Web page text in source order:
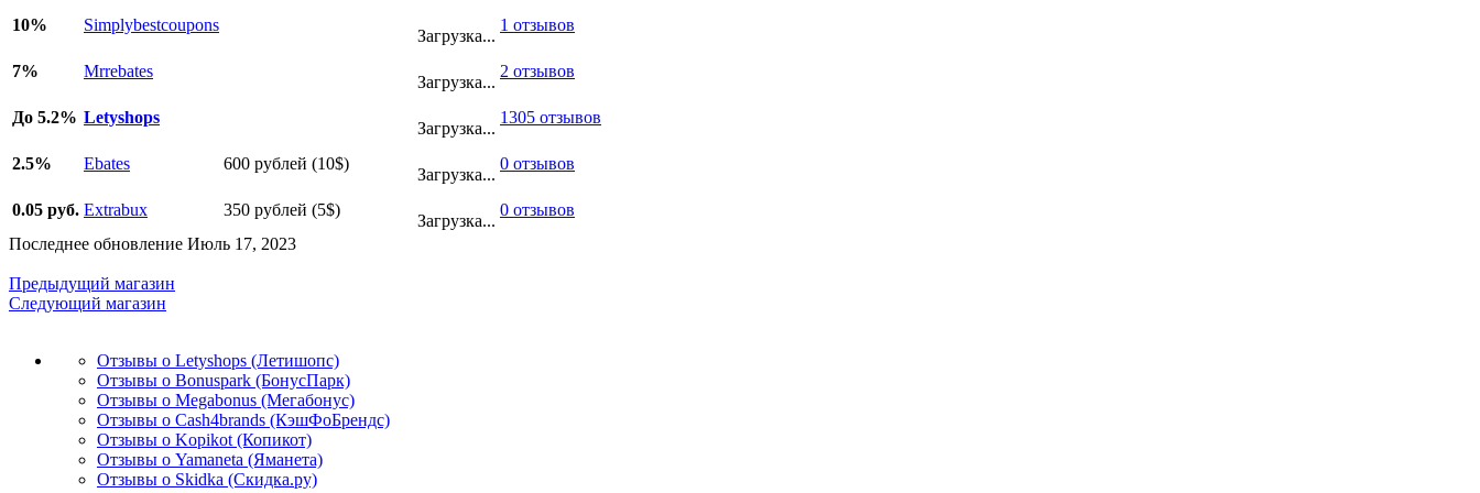
10% Simplybestcoupons
Загрузка...
1 отзывов
7% Mrrebates
Загрузка...
2 отзывов
До 5.2% Letyshops
Загрузка...
1305 отзывов
2.5% Ebates 600 рублей (10$)
Загрузка...
0 отзывов
0.05 руб. Extrabux 350 рублей (5$)
Загрузка...
0 отзывов
Последнее обновление Июль 17, 2023
Предыдущий магазин
Следующий магазин
Отзывы о Letyshops (Летишопс)
Отзывы о Bonuspark (БонусПарк)
Отзывы о Megabonus (Мегабонус)
Отзывы о Cash4brands (КэшФоБрендс)
Отзывы о Kopikot (Копикот)
Отзывы о Yamaneta (Яманета)
Отзывы о Skidka (Скидка.ру)